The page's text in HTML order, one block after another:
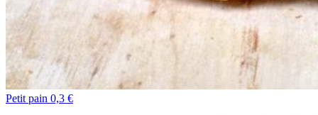
Petit pain 0,3 €